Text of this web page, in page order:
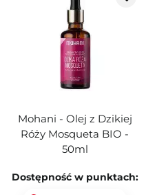
Mohani - Olej z Dzikiej
Róży Mosqueta BIO -
50ml
Dostępność w punktach: